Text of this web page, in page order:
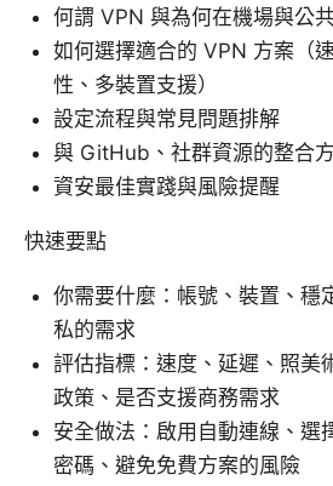
何謂 VPN 與為何在機場與公
如何選擇適合的 VPN 方案（
性、多裝置支援）
設定流程與常見問題排解
與 GitHub、社群資源的整合
資安最佳實踐與風險提醒
快速要點
你需要什麼：帳號、裝置、穩
私的需求
評估指標：速度、延遲、照美
政策、是否支援商務需求
安全做法：啟用自動連線、選
密碼、避免免費方案的風險